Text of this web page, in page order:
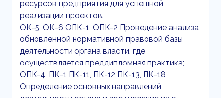
ресурсов предприятия для успешной
реализации проектов.
ОК-5, ОК-6 ОПК-1, ОПК-2 Проведение анализа
обновленной нормативной правовой базы
деятельности органа власти, где
осуществляется преддипломная практика;
ОПК-4, ПК-1 ПК-11, ПК-12 ПК-13, ПК-18
Определение основных направлений